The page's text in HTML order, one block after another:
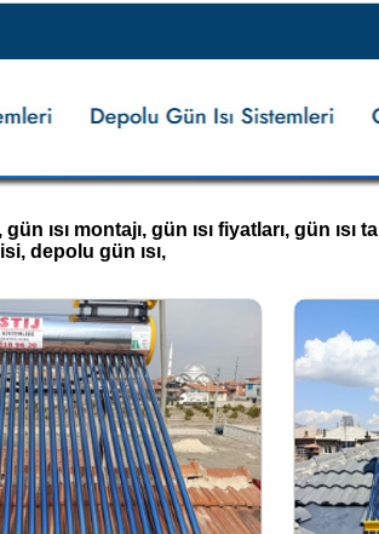
ısı montajı, gün ısı fiyatları, gün ısı
depolu gün ısı,